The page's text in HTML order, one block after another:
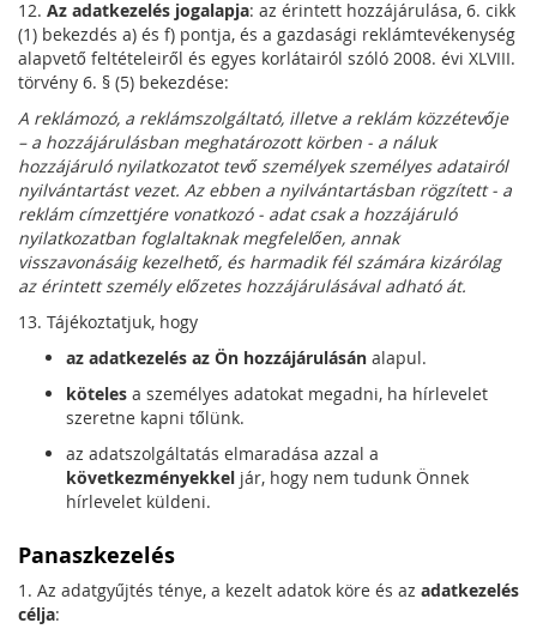
12. Az adatkezelés jogalapja: az érintett hozzájárulása, 6. cikk
(1) bekezdés a) és f) pontja, és a gazdasági reklámtevékenység
alapvető feltételeiről és egyes korlátairól szóló 2008. évi XLVIII.
törvény 6. § (5) bekezdése:
A reklámozó, a reklámszolgáltató, illetve a reklám közzétevője
– a hozzájárulásban meghatározott körben - a náluk
hozzájáruló nyilatkozatot tevő személyek személyes adatairól
nyilvántartást vezet. Az ebben a nyilvántartásban rögzített - a
reklám címzettjére vonatkozó - adat csak a hozzájáruló
nyilatkozatban foglaltaknak megfelelően, annak
visszavonásáig kezelhető, és harmadik fél számára kizárólag
az érintett személy előzetes hozzájárulásával adható át.
13. Tájékoztatjuk, hogy
az adatkezelés az Ön hozzájárulásán alapul.
köteles a személyes adatokat megadni, ha hírlevelet
szeretne kapni tőlünk.
az adatszolgáltatás elmaradása azzal a
következményekkel jár, hogy nem tudunk Önnek
hírlevelet küldeni.
Panaszkezelés
1. Az adatgyűjtés ténye, a kezelt adatok köre és az adatkezelés
célja: